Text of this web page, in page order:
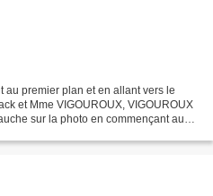
au premier plan et en allant vers le
et Mme VIGOUROUX, VIGOUROUX
sur la photo en commençant au